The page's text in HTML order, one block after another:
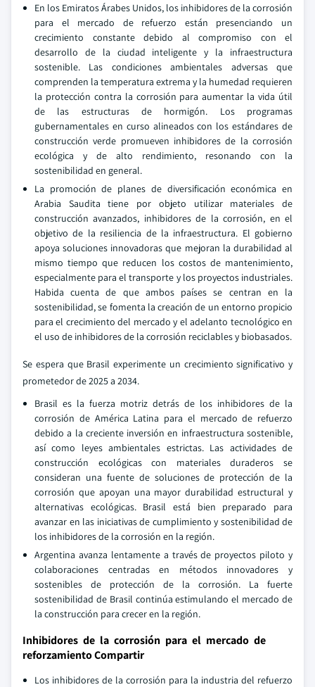
En los Emiratos Árabes Unidos, los inhibidores de la corrosión
para el mercado de refuerzo están presenciando un
crecimiento constante debido al compromiso con el
desarrollo de la ciudad inteligente y la infraestructura
sostenible. Las condiciones ambientales adversas que
comprenden la temperatura extrema y la humedad requieren
la protección contra la corrosión para aumentar la vida útil
de las estructuras de hormigón. Los programas
gubernamentales en curso alineados con los estándares de
construcción verde promueven inhibidores de la corrosión
ecológica y de alto rendimiento, resonando con la
sostenibilidad en general.
La promoción de planes de diversificación económica en
Arabia Saudita tiene por objeto utilizar materiales de
construcción avanzados, inhibidores de la corrosión, en el
objetivo de la resiliencia de la infraestructura. El gobierno
apoya soluciones innovadoras que mejoran la durabilidad al
mismo tiempo que reducen los costos de mantenimiento,
especialmente para el transporte y los proyectos industriales.
Habida cuenta de que ambos países se centran en la
sostenibilidad, se fomenta la creación de un entorno propicio
para el crecimiento del mercado y el adelanto tecnológico en
el uso de inhibidores de la corrosión reciclables y biobasados.
Se espera que Brasil experimente un crecimiento significativo y
prometedor de 2025 a 2034.
Brasil es la fuerza motriz detrás de los inhibidores de la
corrosión de América Latina para el mercado de refuerzo
debido a la creciente inversión en infraestructura sostenible,
así como leyes ambientales estrictas. Las actividades de
construcción ecológicas con materiales duraderos se
consideran una fuente de soluciones de protección de la
corrosión que apoyan una mayor durabilidad estructural y
alternativas ecológicas. Brasil está bien preparado para
avanzar en las iniciativas de cumplimiento y sostenibilidad de
los inhibidores de la corrosión en la región.
Argentina avanza lentamente a través de proyectos piloto y
colaboraciones centradas en métodos innovadores y
sostenibles de protección de la corrosión. La fuerte
sostenibilidad de Brasil continúa estimulando el mercado de
la construcción para crecer en la región.
Inhibidores de la corrosión para el mercado de
reforzamiento Compartir
Los inhibidores de la corrosión para la industria del refuerzo